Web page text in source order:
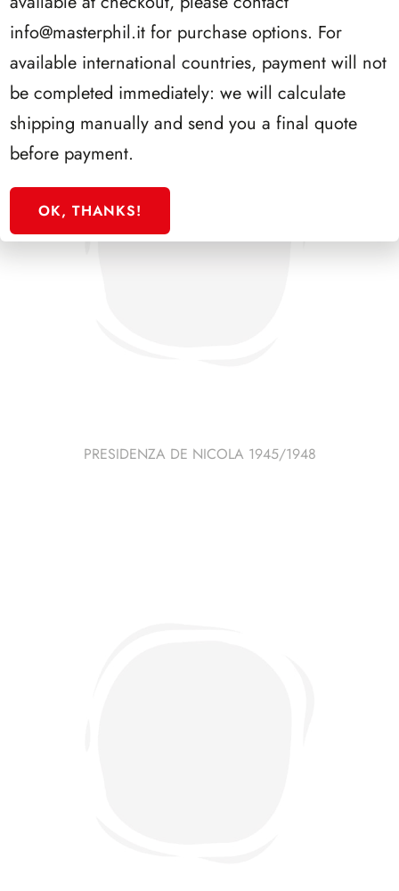
PRESIDENZA DE NICOLA 1945/1948
info@masterphil.it for purchase options. For
available international countries, payment will not
be completed immediately: we will calculate
shipping manually and send you a final quote
before payment.
OK, THANKS!